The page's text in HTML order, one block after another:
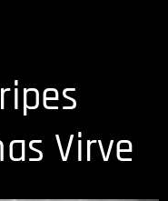
Virve